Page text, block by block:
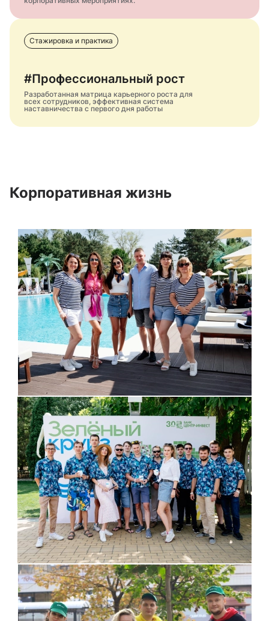
Стажировка и практика
#Профессиональный рост
Разработанная матрица карьерного роста для
всех сотрудников, эффективная система
наставничества с первого дня работы
Корпоративная жизнь